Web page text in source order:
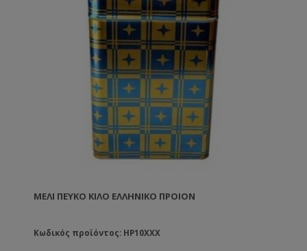
ΜΈΛΙ ΠΕΎΚΟ ΚΙΛΟ ΕΛΛΗΝΙΚΟ ΠΡΟΙΟΝ
Κωδικός προϊόντος: HP10XXX